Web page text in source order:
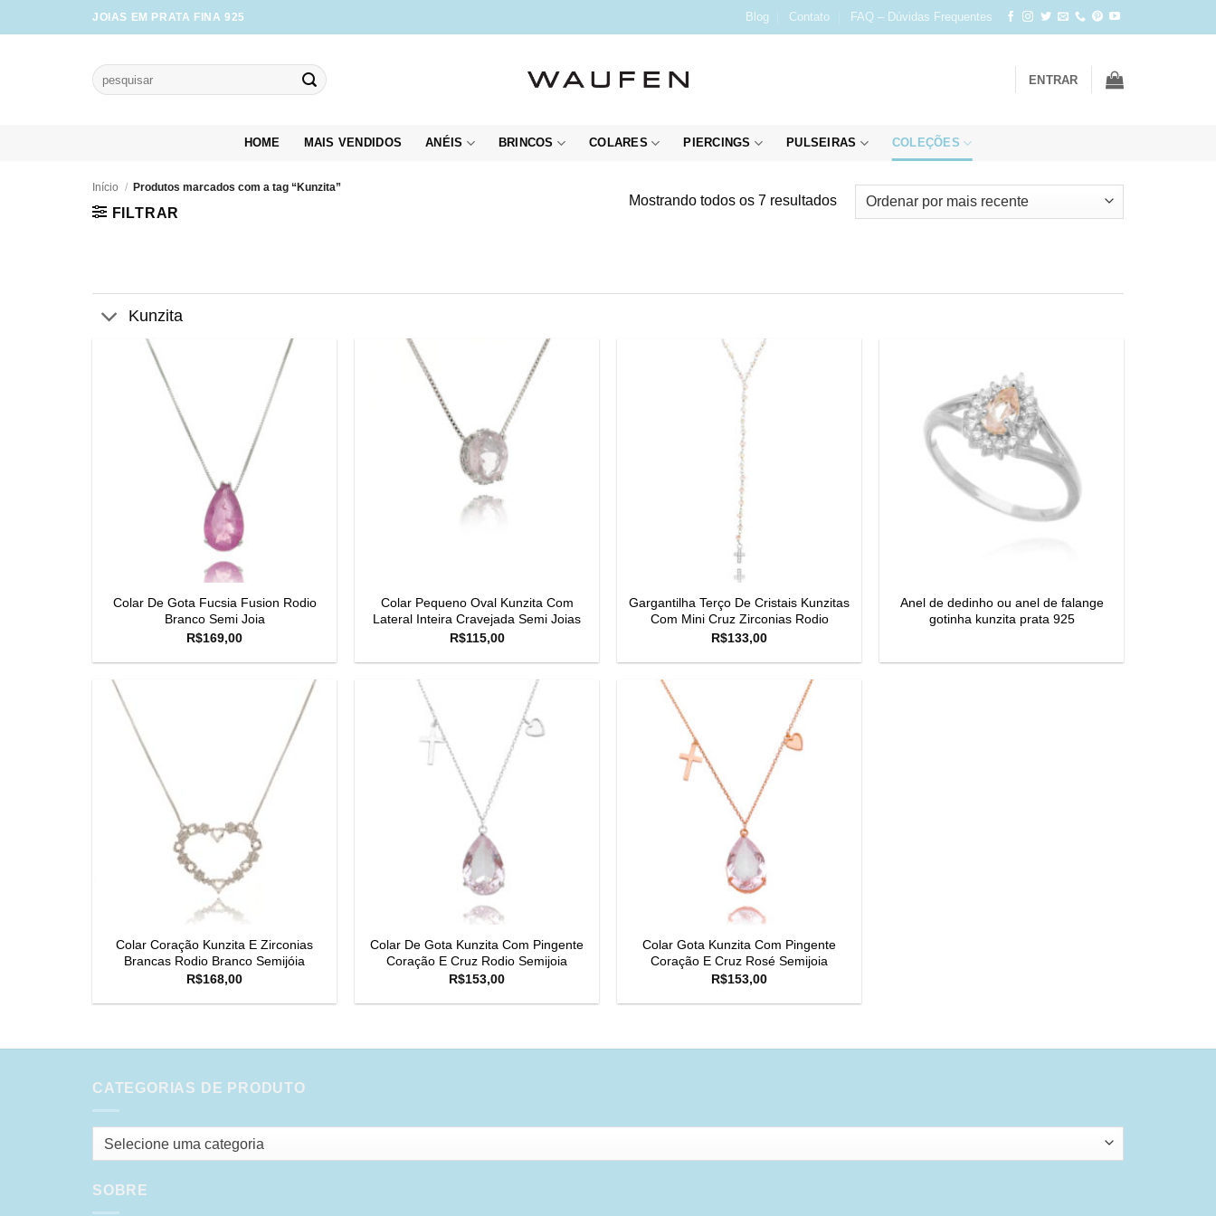
to
JOIAS EM PRATA FINA 925 Blog Contato FAQ – Dúvidas Frequentes
Pesquisar
por:
ENTRAR
HOME MAIS VENDIDOS ANÉIS BRINCOS COLARES PIERCINGS PULSEIRAS COLEÇÕES
Início / Produtos marcados com a tag “Kunzita”
FILTRAR
Mostrando todos os 7 resultadosClassificado
por
Kunzita
Colar De Gota Fucsia Fusion Rodio
Branco Semi Joia
R$169,00
Colar Pequeno Oval Kunzita Com
Lateral Inteira Cravejada Semi Joias
R$115,00
Gargantilha Terço De Cristais Kunzitas
Com Mini Cruz Zirconias Rodio
R$133,00
Anel de dedinho ou anel de falange
gotinha kunzita prata 925
Colar Coração Kunzita E Zirconias
Brancas Rodio Branco Semijóia
R$168,00
Colar De Gota Kunzita Com Pingente
Coração E Cruz Rodio Semijoia
R$153,00
Colar Gota Kunzita Com Pingente
Coração E Cruz Rosé Semijoia
R$153,00
CATEGORIAS DE PRODUTO
Selecione uma categoria
SOBRE